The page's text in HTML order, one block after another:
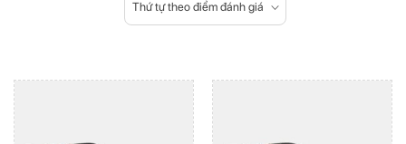
Thứ tự theo điểm đánh giá